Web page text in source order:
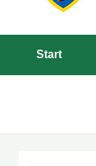
Start